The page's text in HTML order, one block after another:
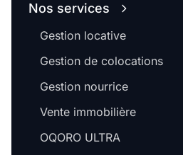
Nos services
Gestion locative
Gestion de colocations
Gestion nourrice
Vente immobilière
OQORO ULTRA